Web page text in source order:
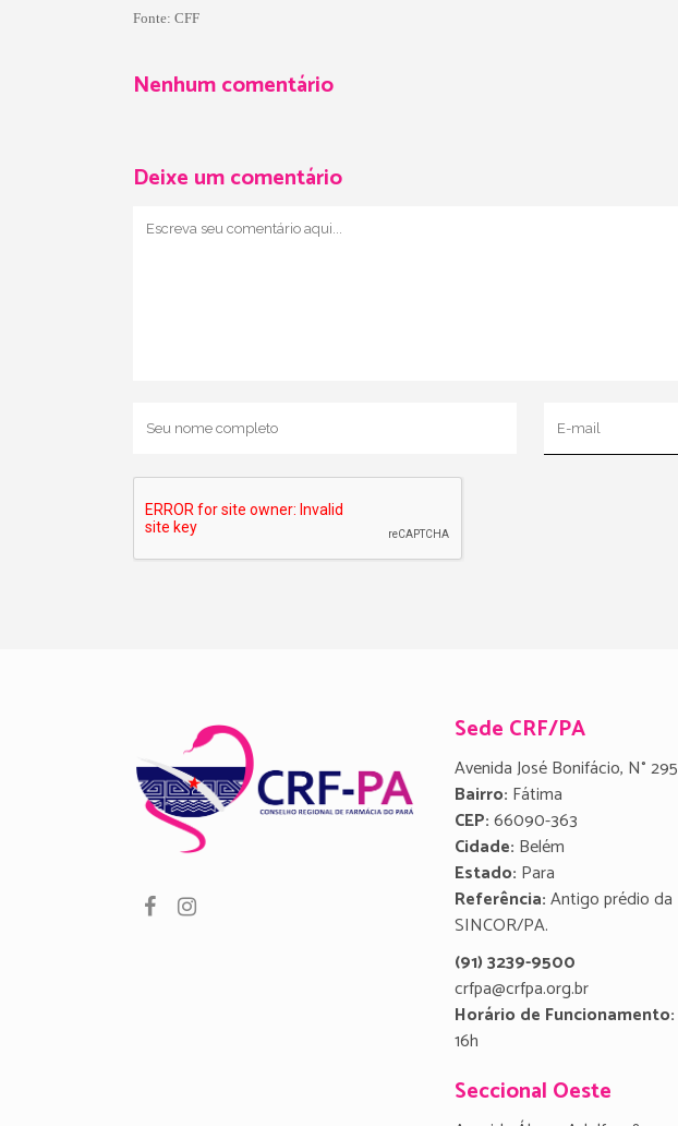
Fonte: CFF
Nenhum comentário
Deixe um comentário
Sede CRF/PA
Avenida José Bonifácio, N° 295
Bairro: Fátima
CEP:66090-363
Cidade: Belém
Estado: Para
Referência:Antigo prédio da
SINCOR/PA.
(91) 3239-9500
crfpa@crfpa.org.br
Horário de Funcionamento:
16h
Seccional Oeste